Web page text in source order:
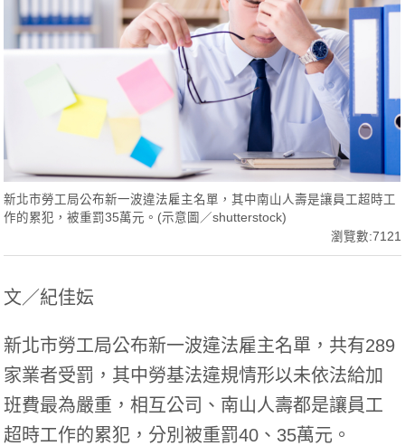
新北市勞工局公布新一波違法雇主名單，其中南山人壽是讓員工超時工
作的累犯，被重罰35萬元。(示意圖／shutterstock)
瀏覽數:7121
文／紀佳妘
新北市勞工局公布新一波違法雇主名單，共有289
家業者受罰，其中勞基法違規情形以未依法給加
班費最為嚴重，相互公司、南山人壽都是讓員工
超時工作的累犯，分別被重罰40、35萬元。